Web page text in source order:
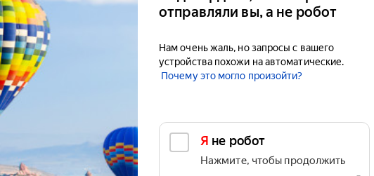
отправляли вы, а не робот
Нам очень жаль, но запросы с вашего
устройства похожи на автоматические.
Почему это могло произойти?
Я не робот
Нажмите, чтобы продолжить